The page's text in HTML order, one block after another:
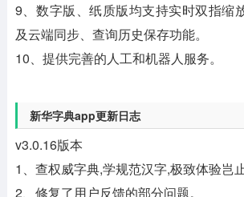
9、数字版、纸质版均支持实时双指缩
及云端同步、查询历史保存功能。
10、提供完善的人工和机器人服务。
新华字典app更新日志
v3.0.16版本
1、查权威字典,学规范汉字,极致体验岂
2、修复了用户反馈的部分问题。